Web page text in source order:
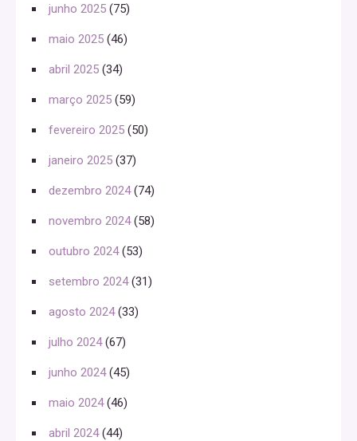
junho 2025 (75)
maio 2025 (46)
abril 2025 (34)
março 2025 (59)
fevereiro 2025 (50)
janeiro 2025 (37)
dezembro 2024(74)
novembro 2024(58)
outubro 2024(53)
setembro 2024(31)
agosto 2024(33)
julho 2024(67)
junho 2024(45)
maio 2024(46)
abril 2024(44)